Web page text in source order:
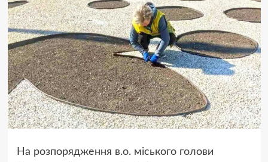
На розпорядження в.о. міського голови